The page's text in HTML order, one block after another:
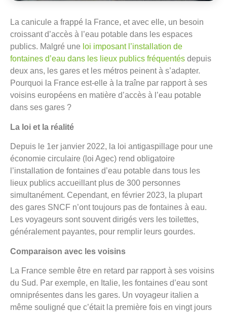
La canicule a frappé la France, et avec elle, un besoin
croissant d’accès à l’eau potable dans les espaces
publics. Malgré une loi imposant l’installation de
fontaines d’eau dans les lieux publics fréquentés depuis
deux ans, les gares et les métros peinent à s’adapter.
Pourquoi la France est-elle à la traîne par rapport à ses
voisins européens en matière d’accès à l’eau potable
dans ses gares ?
La loi et la réalité
Depuis le 1er janvier 2022, la loi antigaspillage pour une
économie circulaire (loi Agec) rend obligatoire
l’installation de fontaines d’eau potable dans tous les
lieux publics accueillant plus de 300 personnes
simultanément. Cependant, en février 2023, la plupart
des gares SNCF n’ont toujours pas de fontaines à eau.
Les voyageurs sont souvent dirigés vers les toilettes,
généralement payantes, pour remplir leurs gourdes.
Comparaison avec les voisins
La France semble être en retard par rapport à ses voisins
du Sud. Par exemple, en Italie, les fontaines d’eau sont
omniprésentes dans les gares. Un voyageur italien a
même souligné que c’était la première fois en vingt jours